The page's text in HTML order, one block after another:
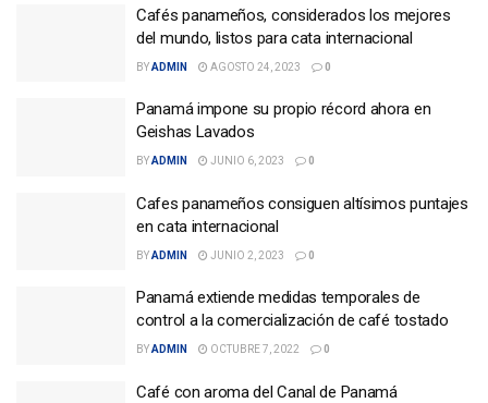
Cafés panameños, considerados los mejores
del mundo, listos para cata internacional
BYADMIN AGOSTO 24, 2023 0
Panamá impone su propio récord ahora en
Geishas Lavados
BYADMIN JUNIO 6, 2023 0
Cafes panameños consiguen altísimos puntajes
en cata internacional
BYADMIN JUNIO 2, 2023 0
Panamá extiende medidas temporales de
control a la comercialización de café tostado
BYADMIN OCTUBRE 7, 2022 0
Café con aroma del Canal de Panamá